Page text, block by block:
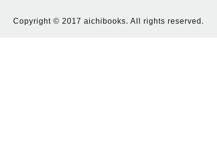
Copyright © 2017 aichibooks. All rights reserved.